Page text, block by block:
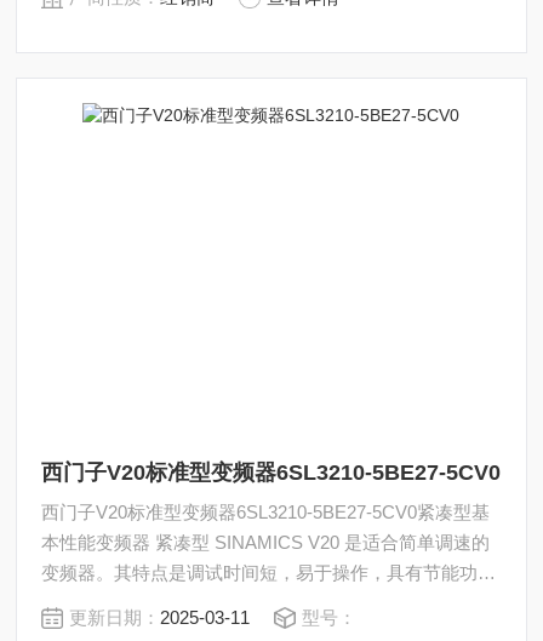
西门子V20标准型变频器6SL3210-5BE27-5CV0
西门子V20标准型变频器6SL3210-5BE27-5CV0紧凑型基
本性能变频器 紧凑型 SINAMICS V20 是适合简单调速的
变频器。其特点是调试时间短，易于操作，具有节能功
能。9 种规格，功率范围 从0.12 kW 到 30 kW。
更新日期： 2025-03-11
型号：